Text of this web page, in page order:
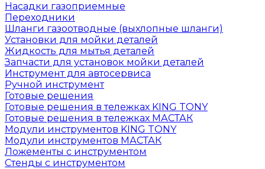
Насадки газоприемные
Переходники
Шланги газоотводные (выхлопные шланги)
Установки для мойки деталей
Жидкость для мытья деталей
Запчасти для установок мойки деталей
Инструмент для автосервиса
Ручной инструмент
Готовые решения
Готовые решения в тележках KING TONY
Готовые решения в тележках МАСТАК
Модули инструментов KING TONY
Модули инструментов МАСТАК
Ложементы с инструментом
Стенды с инструментом